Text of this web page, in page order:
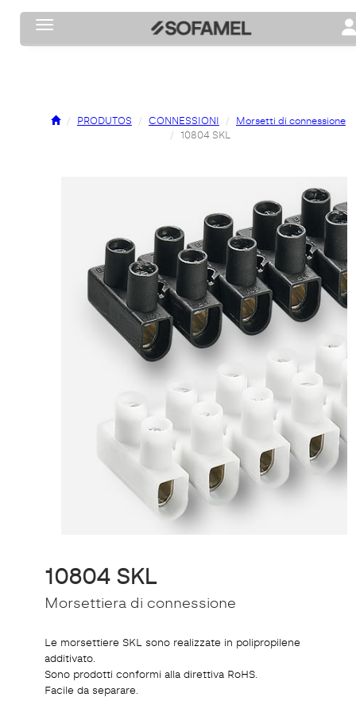
Toggle navigation
PRODUTOS CONNESSIONI
Morsetti di connessione
10804 SKL
10804 SKL
Morsettiera di connessione
Le morsettiere SKL sono realizzate in polipropilene
additivato.
Sono prodotti conformi alla direttiva RoHS.
Facile da separare.